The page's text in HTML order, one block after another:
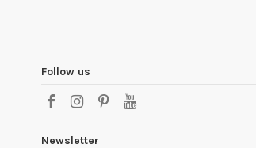
Follow us
Newsletter